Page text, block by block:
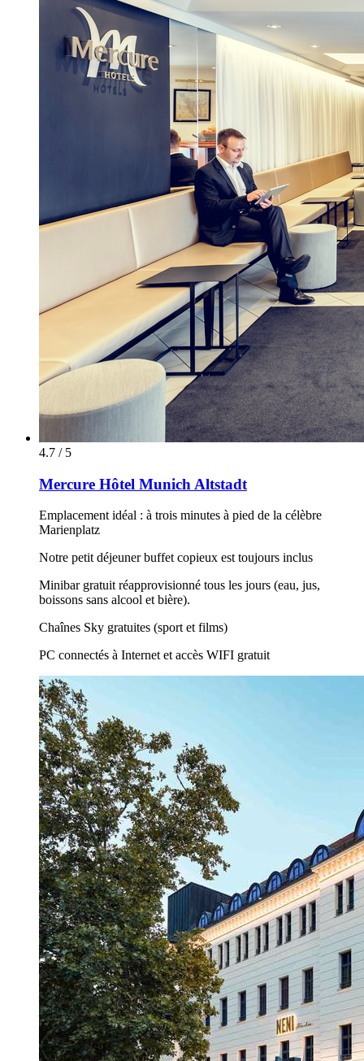
4.7 / 5
Mercure Hôtel Munich Altstadt
Emplacement idéal : à trois minutes à pied de la célèbre
Marienplatz
Notre petit déjeuner buffet copieux est toujours inclus
Minibar gratuit réapprovisionné tous les jours (eau, jus,
boissons sans alcool et bière).
Chaînes Sky gratuites (sport et films)
PC connectés à Internet et accès WIFI gratuit